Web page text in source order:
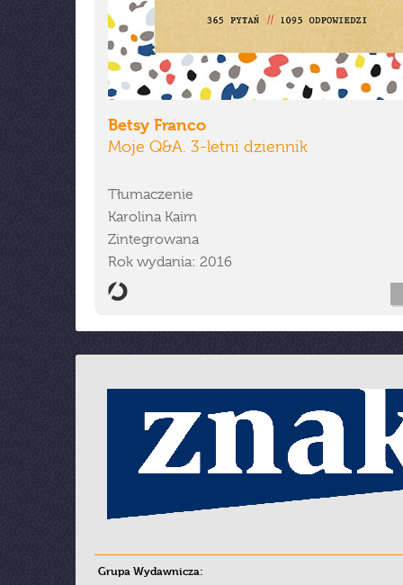
Betsy Franco
Moje Q&A. 3-letni dziennik
Tłumaczenie
Karolina Kaim
Zintegrowana
Rok wydania: 2016
Grupa Wydawnicza: